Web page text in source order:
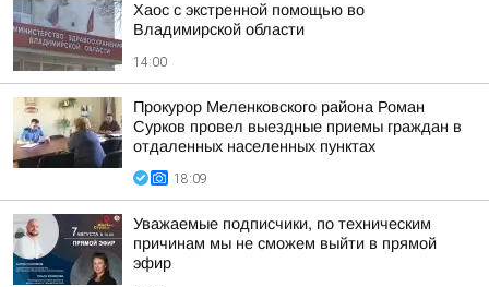
Хаос с экстренной помощью во
Владимирской области
14:00
Прокурор Меленковского района Роман
Сурков провел выездные приемы граждан в
отдаленных населенных пунктах
18:09
Уважаемые подписчики, по техническим
причинам мы не сможем выйти в прямой
эфир